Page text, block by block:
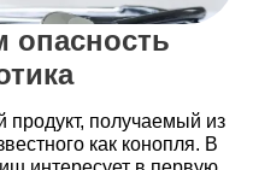
опасность
получаемый из
как конопля. В